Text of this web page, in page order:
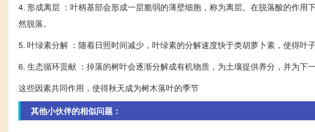
4. 形成离层 ：叶柄基部会形成一层脆弱的薄壁细胞，称为离层。在脱落酸的作用
然脱落。
5. 叶绿素分解 ：随着日照时间减少，叶绿素的分解速度快于类胡萝卜素，使得叶
6. 生态循环贡献 ：掉落的树叶会逐渐分解成有机物质，为土壤提供养分，并为下
这些因素共同作用，使得秋天成为树木落叶的季节
其他小伙伴的相似问题：